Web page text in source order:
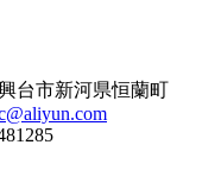
台市新河県恒蘭町